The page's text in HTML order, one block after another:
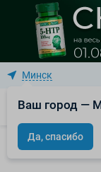
Минск
Ваш город —
Да, спасибо
Акции